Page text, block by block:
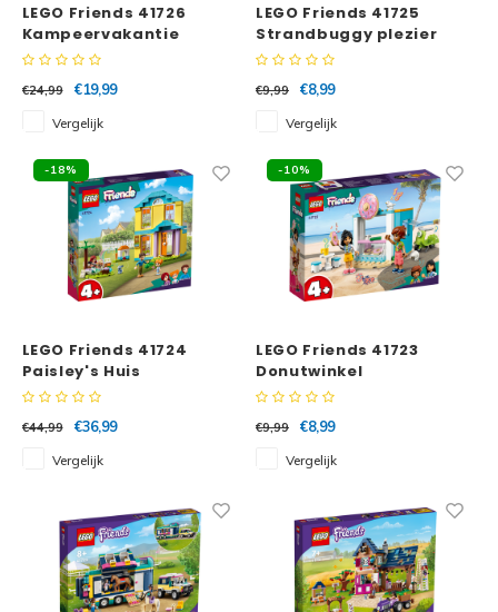
LEGO Friends 41726
Kampeervakantie
€24,99
€19,99
Vergelijk
LEGO Friends 41725
Strandbuggy plezier
€9,99
€8,99
Vergelijk
-18%
LEGO Friends 41724
Paisley's Huis
€44,99
€36,99
Vergelijk
-10%
LEGO Friends 41723
Donutwinkel
€9,99
€8,99
Vergelijk